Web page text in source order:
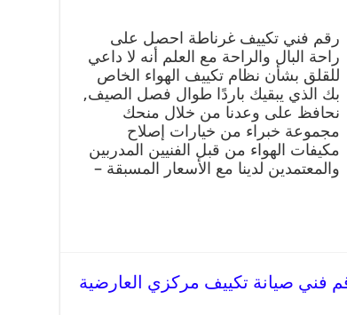
رقم فني تكييف غرناطة احصل على
راحة البال والراحة مع العلم أنه لا داعي
للقلق بشأن نظام تكييف الهواء الخاص
بك الذي يبقيك باردًا طوال فصل الصيف,
نحافظ على وعدنا من خلال منحك
مجموعة خبراء من خيارات إصلاح
مكيفات الهواء من قبل الفنيين المدربين
والمعتمدين لدينا مع الأسعار المسبقة –